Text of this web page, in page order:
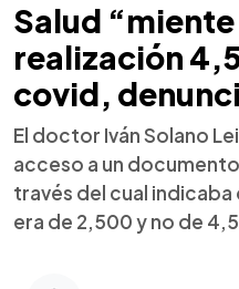
Salud
realización
covid,
El doctor Iván Solano
acceso a un
través del cual
era de 2,500 y no de